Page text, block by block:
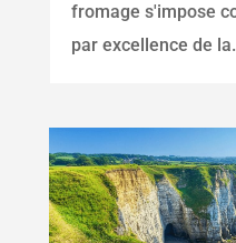
fromage s'impose
par excellence de